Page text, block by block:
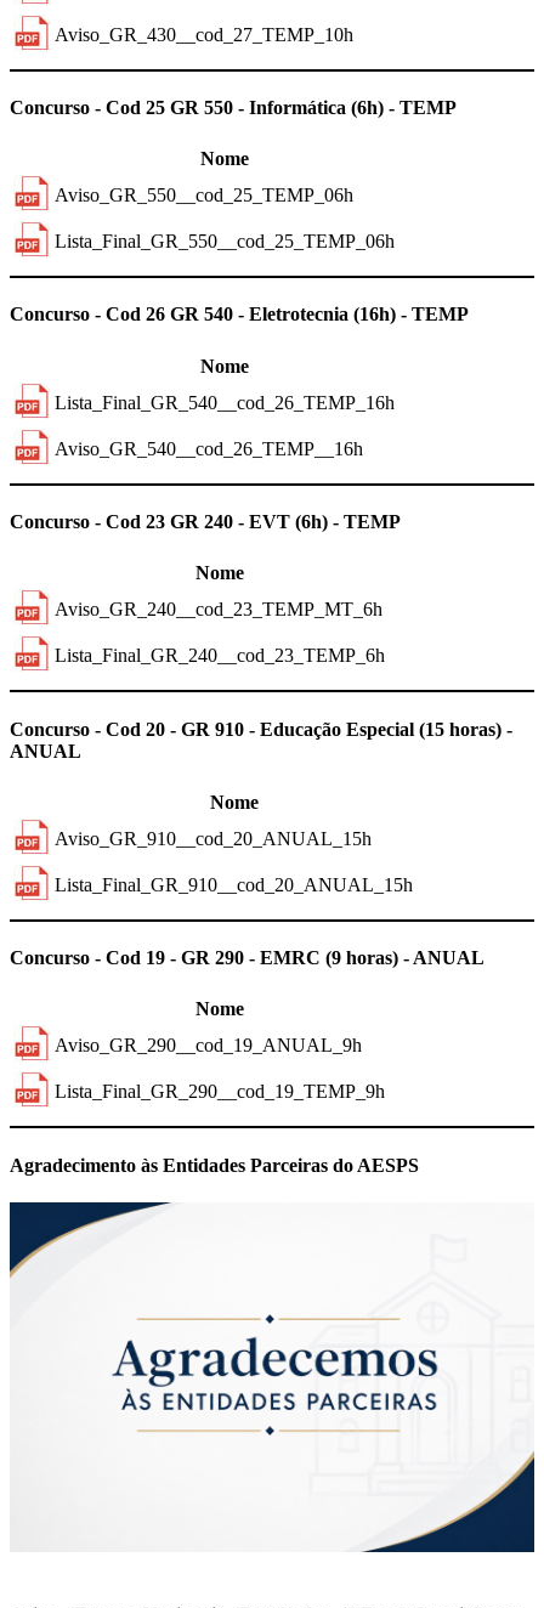
Aviso_GR_430__cod_27_TEMP_10h
Previous
Next
Concurso - Cod 25 GR 550 - Informática (6h) - TEMP
Nome
Aviso_GR_550__cod_25_TEMP_06h
Lista_Final_GR_550__cod_25_TEMP_06h
Previous
Next
Concurso - Cod 26 GR 540 - Eletrotecnia (16h) - TEMP
Nome
Lista_Final_GR_540__cod_26_TEMP_16h
Aviso_GR_540__cod_26_TEMP__16h
Previous
Next
Concurso - Cod 23 GR 240 - EVT (6h) - TEMP
Nome
Aviso_GR_240__cod_23_TEMP_MT_6h
Lista_Final_GR_240__cod_23_TEMP_6h
Previous
Next
Concurso - Cod 20 - GR 910 - Educação Especial (15 horas) -
ANUAL
Nome
Aviso_GR_910__cod_20_ANUAL_15h
Lista_Final_GR_910__cod_20_ANUAL_15h
Previous
Next
Concurso - Cod 19 - GR 290 - EMRC (9 horas) - ANUAL
Nome
Aviso_GR_290__cod_19_ANUAL_9h
Lista_Final_GR_290__cod_19_TEMP_9h
Previous
Next
Agradecimento às Entidades Parceiras do AESPS